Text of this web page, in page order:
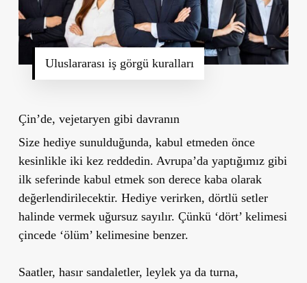
Uluslararası iş görgü kuralları
Çin’de, vejetaryen gibi davranın
Size hediye sunulduğunda, kabul etmeden önce
kesinlikle iki kez reddedin. Avrupa’da yaptığımız gibi
ilk seferinde kabul etmek son derece kaba olarak
değerlendirilecektir. Hediye verirken, dörtlü setler
halinde vermek uğursuz sayılır. Çünkü ‘dört’ kelimesi
çincede ‘ölüm’ kelimesine benzer.
Saatler, hasır sandaletler, leylek ya da turna,